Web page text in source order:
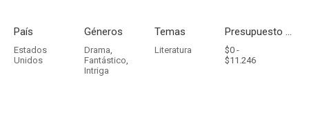
País
Estados
Unidos
Géneros
Drama,
Fantástico,
Intriga
Temas
Literatura
Presupuesto - Ingresos
$0 -
$11.246